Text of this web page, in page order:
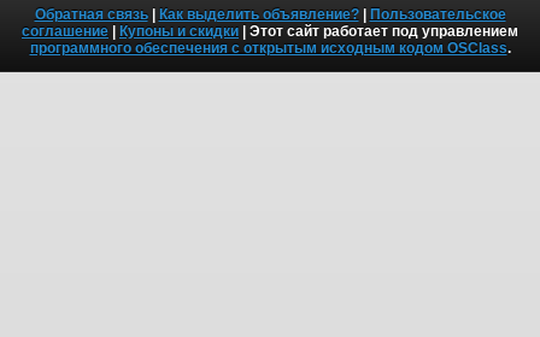
Обратная связь| Как выделить объявление?| Пользовательское
соглашение | Купоны и скидки | Этот сайт работает под управлением
программного обеспечения с открытым исходным кодом OSClass.